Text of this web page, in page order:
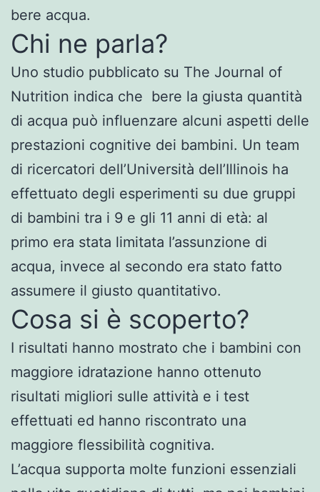
bere acqua.
Chi ne parla?
Uno studio pubblicato su The Journal of
Nutrition indica che bere la giusta quantità
di acqua può influenzare alcuni aspetti delle
prestazioni cognitive dei bambini. Un team
di ricercatori dell’Università dell’Illinois ha
effettuato degli esperimenti su due gruppi
di bambini tra i 9 e gli 11 anni di età: al
primo era stata limitata l’assunzione di
acqua, invece al secondo era stato fatto
assumere il giusto quantitativo.
Cosa si è scoperto?
I risultati hanno mostrato che i bambini con
maggiore idratazione hanno ottenuto
risultati migliori sulle attività e i test
effettuati ed hanno riscontrato una
maggiore flessibilità cognitiva.
L’acqua supporta molte funzioni essenziali